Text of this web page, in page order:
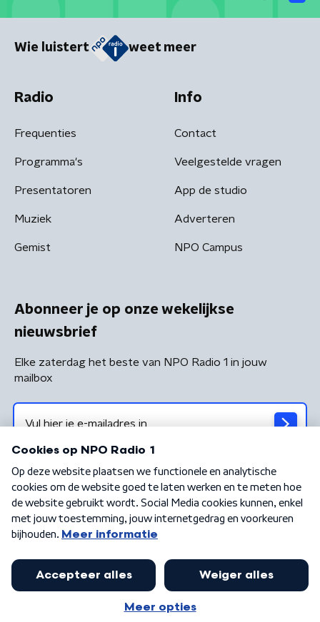
Wie luistert weet meer
Radio
Frequenties
Programma's
Presentatoren
Muziek
Gemist
Info
Contact
Veelgestelde vragen
App de studio
Adverteren
NPO Campus
Abonneer je op onze wekelijkse
nieuwsbrief
Elke zaterdag het beste van NPO Radio 1 in jouw
mailbox
Algemene voorwaarden